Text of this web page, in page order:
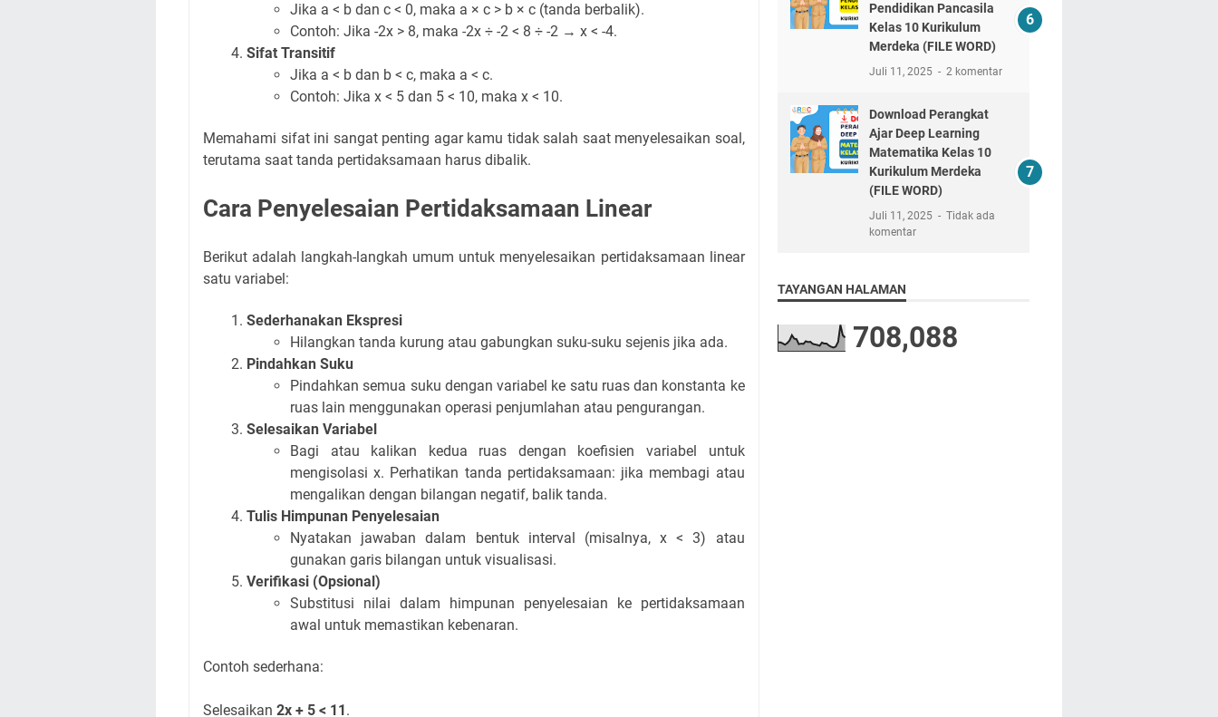
Jika a < b dan c < 0, maka a × c > b × c (tanda berbalik).
Contoh: Jika -2x > 8, maka -2x ÷ -2 < 8 ÷ -2 → x < -4.
Sifat Transitif
Jika a < b dan b < c, maka a < c.
Contoh: Jika x < 5 dan 5 < 10, maka x < 10.
Memahami sifat ini sangat penting agar kamu tidak salah saat menyelesaikan soal,
terutama saat tanda pertidaksamaan harus dibalik.
Cara Penyelesaian Pertidaksamaan Linear
Berikut adalah langkah-langkah umum untuk menyelesaikan pertidaksamaan linear
satu variabel:
Sederhanakan Ekspresi
Hilangkan tanda kurung atau gabungkan suku-suku sejenis jika ada.
Pindahkan Suku
Pindahkan semua suku dengan variabel ke satu ruas dan konstanta ke
ruas lain menggunakan operasi penjumlahan atau pengurangan.
Selesaikan Variabel
Bagi atau kalikan kedua ruas dengan koefisien variabel untuk
mengisolasi x. Perhatikan tanda pertidaksamaan: jika membagi atau
mengalikan dengan bilangan negatif, balik tanda.
Tulis Himpunan Penyelesaian
Nyatakan jawaban dalam bentuk interval (misalnya, x < 3) atau
gunakan garis bilangan untuk visualisasi.
Verifikasi (Opsional)
Substitusi nilai dalam himpunan penyelesaian ke pertidaksamaan
awal untuk memastikan kebenaran.
Contoh sederhana:
Selesaikan 2x + 5 < 11.
Pendidikan Pancasila
Kelas 10 Kurikulum
Merdeka (FILE WORD)
Juli 11, 2025 2 komentar
Download Perangkat
Ajar Deep Learning
Matematika Kelas 10
Kurikulum Merdeka
(FILE WORD)
Juli 11, 2025
Tidak ada
komentar
TAYANGAN HALAMAN
708,088